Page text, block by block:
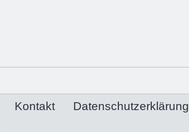
Kontakt Datenschutzerklärung